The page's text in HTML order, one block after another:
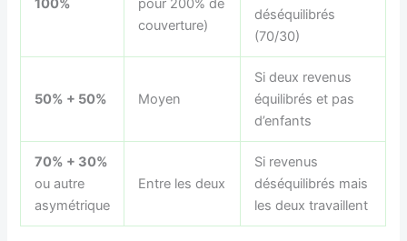
100%
pour 200% de
couverture)
déséquilibrés
(70/30)
50% + 50% Moyen
Si deux revenus
équilibrés et pas
d’enfants
70% + 30%
ou autre
asymétrique
Entre les deux
Si revenus
déséquilibrés mais
les deux travaillent